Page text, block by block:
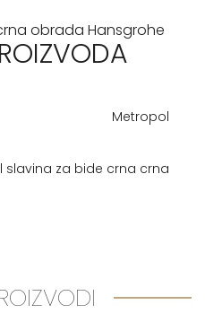
obrada Hansgrohe
Metropol
slavina za bide crna crna